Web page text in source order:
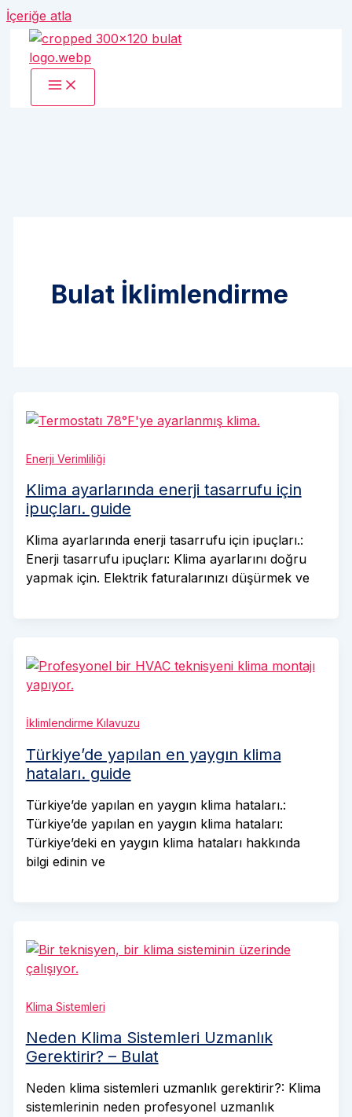
İçeriğe atla
Bulat İklimlendirme
Enerji Verimliliği
Klima ayarlarında enerji tasarrufu için
ipuçları. guide
Klima ayarlarında enerji tasarrufu için ipuçları.:
Enerji tasarrufu ipuçları: Klima ayarlarını doğru
yapmak için. Elektrik faturalarınızı düşürmek ve
İklimlendirme Kılavuzu
Türkiye’de yapılan en yaygın klima
hataları. guide
Türkiye’de yapılan en yaygın klima hataları.:
Türkiye’de yapılan en yaygın klima hataları:
Türkiye’deki en yaygın klima hataları hakkında
bilgi edinin ve
Klima Sistemleri
Neden Klima Sistemleri Uzmanlık
Gerektirir? – Bulat
Neden klima sistemleri uzmanlık gerektirir?: Klima
sistemlerinin neden profesyonel uzmanlık